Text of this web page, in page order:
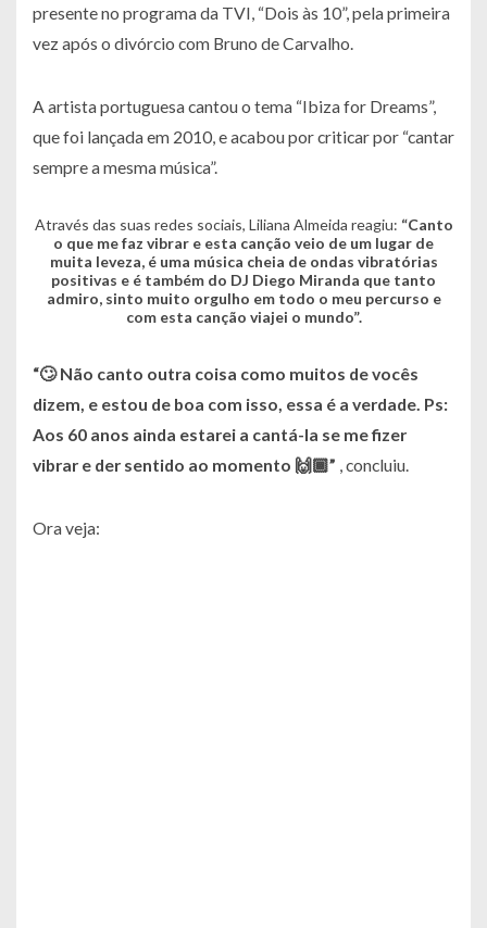
presente no programa da TVI, “Dois às 10”, pela primeira
vez após o divórcio com Bruno de Carvalho.
A artista portuguesa cantou o tema “Ibiza for Dreams”,
que foi lançada em 2010, e acabou por criticar por “cantar
sempre a mesma música”.
Através das suas redes sociais, Liliana Almeida reagiu: “Canto
o que me faz vibrar e esta canção veio de um lugar de
muita leveza, é uma música cheia de ondas vibratórias
positivas e é também do DJ Diego Miranda que tanto
admiro, sinto muito orgulho em todo o meu percurso e
com esta canção viajei o mundo”.
“🙄 Não canto outra coisa como muitos de vocês
dizem, e estou de boa com isso, essa é a verdade. Ps:
Aos 60 anos ainda estarei a cantá-la se me fizer
vibrar e der sentido ao momento 🙌🏾” , concluiu.
Ora veja: